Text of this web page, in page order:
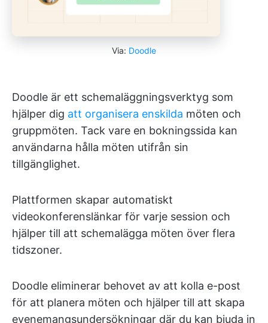
Via: Doodle
Doodle är ett schemaläggningsverktyg som
hjälper dig att organisera enskilda möten och
gruppmöten. Tack vare en bokningssida kan
användarna hålla möten utifrån sin
tillgänglighet.
Plattformen skapar automatiskt
videokonferenslänkar för varje session och
hjälper till att schemalägga möten över flera
tidszoner.
Doodle eliminerar behovet av att kolla e-post
för att planera möten och hjälper till att skapa
evenemangsundersökningar där du kan bjuda in